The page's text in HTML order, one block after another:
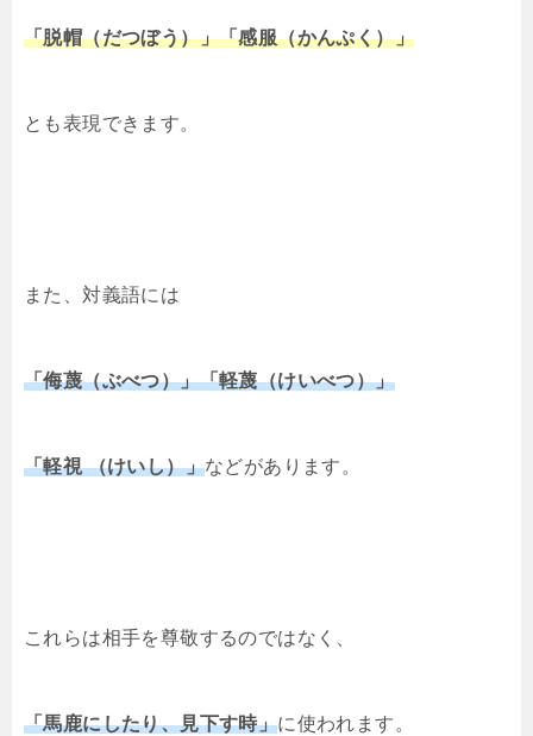
「脱帽（だつぼう）」「感服（かんぷく）」
とも表現できます。
また、対義語には
「侮蔑（ぶべつ）」「軽蔑（けいべつ）」
「軽視 （けいし）」などがあります。
これらは相手を尊敬するのではなく、
「馬鹿にしたり、見下す時」に使われます。